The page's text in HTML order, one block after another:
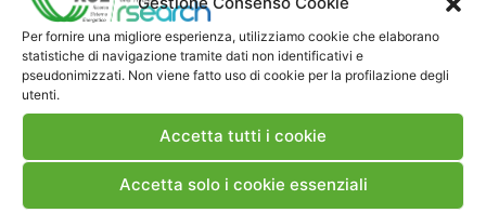
Per fornire una migliore esperienza, utilizziamo cookie che elaborano
statistiche di navigazione tramite dati non identificativi e
pseudonimizzati. Non viene fatto uso di cookie per la profilazione degli
utenti.
Accetta tutti i cookie
Accetta solo i cookie essenziali
veri scenari di sviluppo maggiormente sostenibili,
attraverso risorse e meccanismi finanziari.
Emerge subito il ruolo primario che deve avere il
soggetto pubblico in tale ambito, attraverso la
promozione delle iniziative di Agenda 21,
realizzazione di progetti in ambito europeo, le